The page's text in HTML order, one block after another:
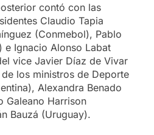
contó con las
Claudio Tapia
(Conmebol), Pablo
e Ignacio Alonso Labat
vice Javier Díaz de Vivar
los ministros de Deporte
Alexandra Benado
Galeano Harrison
Bauzá (Uruguay).